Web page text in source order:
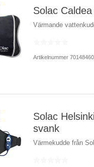
Solac
Värmande
Artikelnummer 70148460
Solac
svank
Värmekudde från